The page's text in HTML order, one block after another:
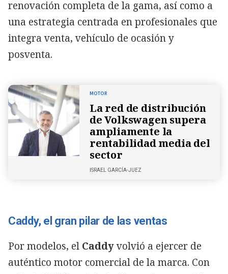
renovación completa de la gama, así como a
una estrategia centrada en profesionales que
integra venta, vehículo de ocasión y
posventa.
MOTOR
La red de distribución
de Volkswagen supera
ampliamente la
rentabilidad media del
sector
ISRAEL GARCÍA-JUEZ
Caddy, el gran pilar de las ventas
Por modelos, el Caddyvolvió a ejercer de
auténtico motor comercial de la marca. Con